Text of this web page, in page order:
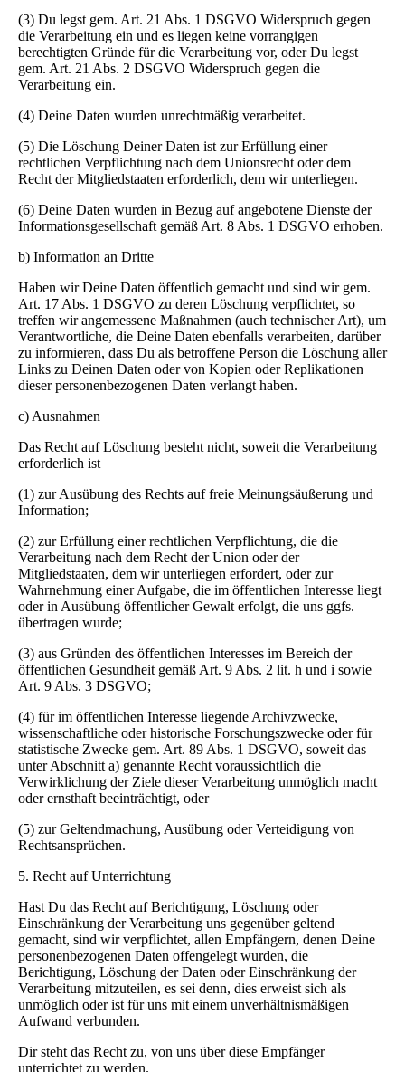
(3) Du legst gem. Art. 21 Abs. 1 DSGVO Widerspruch gegen
die Verarbeitung ein und es liegen keine vorrangigen
berechtigten Gründe für die Verarbeitung vor, oder Du legst
gem. Art. 21 Abs. 2 DSGVO Widerspruch gegen die
Verarbeitung ein.
(4) Deine Daten wurden unrechtmäßig verarbeitet.
(5) Die Löschung Deiner Daten ist zur Erfüllung einer
rechtlichen Verpflichtung nach dem Unionsrecht oder dem
Recht der Mitgliedstaaten erforderlich, dem wir unterliegen.
(6) Deine Daten wurden in Bezug auf angebotene Dienste der
Informationsgesellschaft gemäß Art. 8 Abs. 1 DSGVO erhoben.
b) Information an Dritte
Haben wir Deine Daten öffentlich gemacht und sind wir gem.
Art. 17 Abs. 1 DSGVO zu deren Löschung verpflichtet, so
treffen wir angemessene Maßnahmen (auch technischer Art), um
Verantwortliche, die Deine Daten ebenfalls verarbeiten, darüber
zu informieren, dass Du als betroffene Person die Löschung aller
Links zu Deinen Daten oder von Kopien oder Replikationen
dieser personenbezogenen Daten verlangt haben.
c) Ausnahmen
Das Recht auf Löschung besteht nicht, soweit die Verarbeitung
erforderlich ist
(1) zur Ausübung des Rechts auf freie Meinungsäußerung und
Information;
(2) zur Erfüllung einer rechtlichen Verpflichtung, die die
Verarbeitung nach dem Recht der Union oder der
Mitgliedstaaten, dem wir unterliegen erfordert, oder zur
Wahrnehmung einer Aufgabe, die im öffentlichen Interesse liegt
oder in Ausübung öffentlicher Gewalt erfolgt, die uns ggfs.
übertragen wurde;
(3) aus Gründen des öffentlichen Interesses im Bereich der
öffentlichen Gesundheit gemäß Art. 9 Abs. 2 lit. h und i sowie
Art. 9 Abs. 3 DSGVO;
(4) für im öffentlichen Interesse liegende Archivzwecke,
wissenschaftliche oder historische Forschungszwecke oder für
statistische Zwecke gem. Art. 89 Abs. 1 DSGVO, soweit das
unter Abschnitt a) genannte Recht voraussichtlich die
Verwirklichung der Ziele dieser Verarbeitung unmöglich macht
oder ernsthaft beeinträchtigt, oder
(5) zur Geltendmachung, Ausübung oder Verteidigung von
Rechtsansprüchen.
5. Recht auf Unterrichtung
Hast Du das Recht auf Berichtigung, Löschung oder
Einschränkung der Verarbeitung uns gegenüber geltend
gemacht, sind wir verpflichtet, allen Empfängern, denen Deine
personenbezogenen Daten offengelegt wurden, die
Berichtigung, Löschung der Daten oder Einschränkung der
Verarbeitung mitzuteilen, es sei denn, dies erweist sich als
unmöglich oder ist für uns mit einem unverhältnismäßigen
Aufwand verbunden.
Dir steht das Recht zu, von uns über diese Empfänger
unterrichtet zu werden.